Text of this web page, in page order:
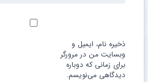
ذخیره نام، ایمیل و
وبسایت من در مرورگر
برای زمانی که دوباره
دیدگاهی می‌نویسم.